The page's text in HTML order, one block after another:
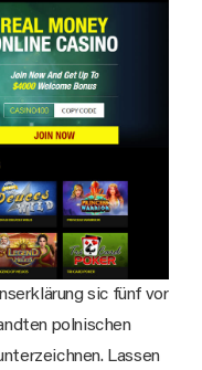
sic fünf vor
polnischen
Lassen